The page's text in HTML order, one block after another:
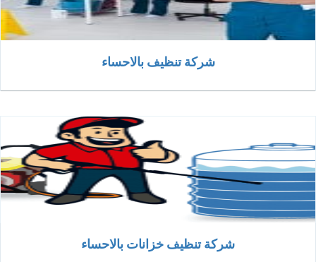
شركة تنظيف بالاحساء
شركة تنظيف خزانات بالاحساء